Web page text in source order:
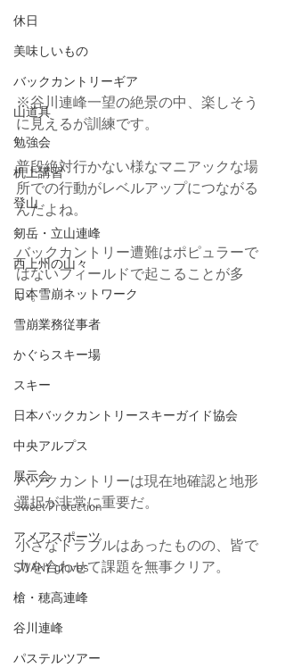
休日
美味しいもの
バックカントリーギア
山道具
勉強会
机上講習
登山
剱岳・立山連峰
西上州の山々
日本雪崩ネットワーク
雪崩業務従事者
かぐらスキー場
スキー
日本バックカントリースキーガイド協会
中央アルプス
展示会
Sweet Protection
アメアスポーツ
SWANY gloves
槍・穂高連峰
谷川連峰
パステルツアー
※谷川連峰一望の絶景の中、楽しそう
に見えるが訓練です。
普段絶対行かない様なマニアックな場
所での行動がレベルアップにつながる
んだよね。
バックカントリー遭難はポピュラーで
はないフィールドで起こることが多
い。
バックカントリーは現在地確認と地形
選択が非常に重要だ。
小さなトラブルはあったものの、皆で
力を合わせて課題を無事クリア。